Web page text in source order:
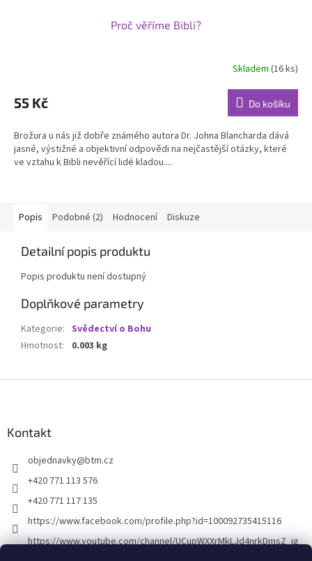
Proč věříme Bibli?
Skladem (16 ks)
55 Kč Do košíku
Brožura u nás již dobře známého autora Dr. Johna Blancharda dává
jasné, výstižné a objektivní odpovědi na nejčastější otázky, které
ve vztahu k Bibli nevěřící lidé kladou....
Popis Podobné (2) Hodnocení Diskuze
Detailní popis produktu
Popis produktu není dostupný
Doplňkové parametry
Kategorie: Svědectví o Bohu
Hmotnost: 0.003 kg
Kontakt
objednavky@btm.cz
+420 771 113 576
+420 771 117 135
https://www.facebook.com/profile.php?id=100092735415116
https://www.youtube.com/channel/UCupWXXrMkLJd4nrkDmsZ_ig